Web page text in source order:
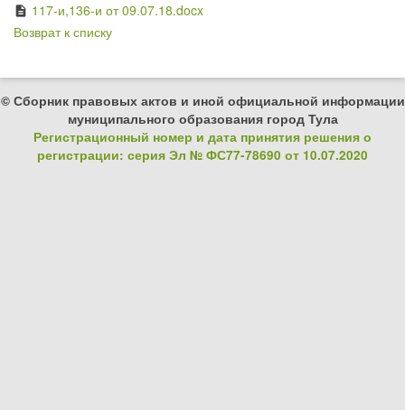
description 117-и,136-и от 09.07.18.docx
Возврат к списку
© Сборник правовых актов и иной официальной информации
муниципального образования город Тула
Регистрационный номер и дата принятия решения о
регистрации: серия Эл № ФС77-78690 от 10.07.2020